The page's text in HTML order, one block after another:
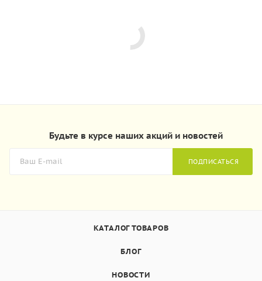
Будьте в курсе наших акций и новостей
ПОДПИСАТЬСЯ
КАТАЛОГ ТОВАРОВ
БЛОГ
НОВОСТИ